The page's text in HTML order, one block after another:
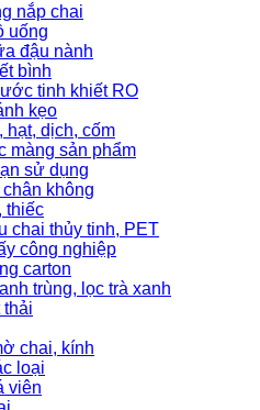
nắp chai
uống
đậu nành
bình
tinh khiết RO
kẹo
hạt, dịch, cốm
màng sản phẩm
sử dụng
không
thiếc
chai thủy tinh, PET
công nghiệp
carton
trùng, lọc trà xanh
thải
chai, kính
loại
viên